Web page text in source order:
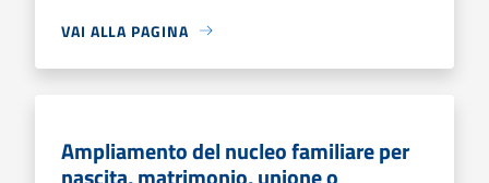
VAI ALLA PAGINA
Ampliamento del nucleo familiare per